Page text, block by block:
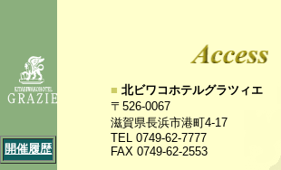
開催履歴
■ 北ビワコホテルグラツィエ
〒526-0067
滋賀県長浜市港町4-17
TEL 0749-62-7777
FAX 0749-62-2553